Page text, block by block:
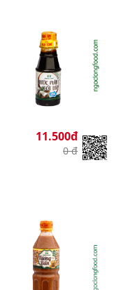
11.500đ
0 đ